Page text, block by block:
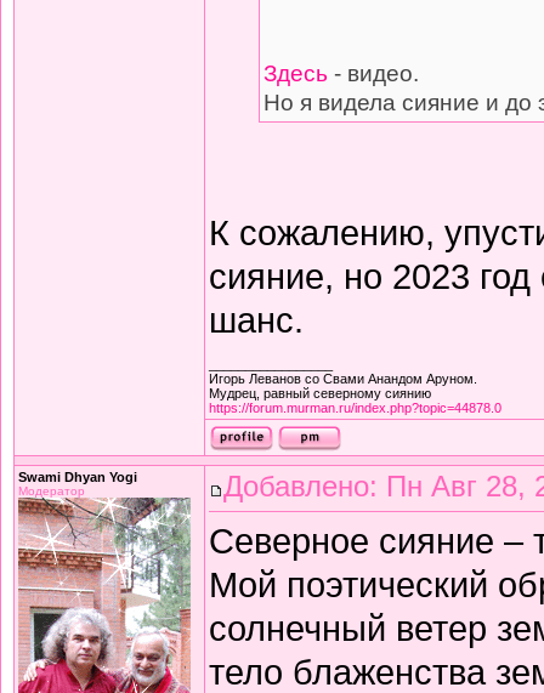
Здесь - видео.
Но я видела сияние и до
К сожалению,
сияние, но 2023
шанс.
Игорь Леванов со Свами Анандом Аруном.
Мудрец, равный северному сиянию
https://forum.murman.ru/index.php?topic=44878.0
Swami Dhyan Yogi
Модератор Добавлено: Пн Авг 28,
Северное сияние –
Мой поэтический
солнечный ветер
тело блаженства